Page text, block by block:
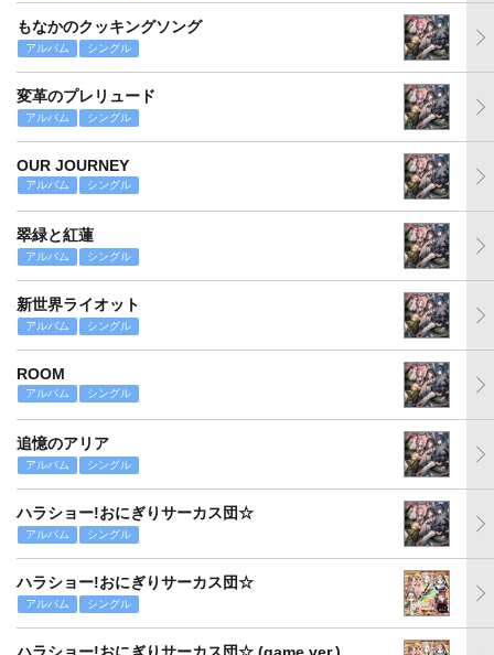
もなかのクッキングソング
アルバム シングル
変革のプレリュード
アルバム シングル
OUR JOURNEY
アルバム シングル
翠緑と紅蓮
アルバム シングル
新世界ライオット
アルバム シングル
ROOM
アルバム シングル
追憶のアリア
アルバム シングル
ハラショー!おにぎりサーカス団☆
アルバム シングル
ハラショー!おにぎりサーカス団☆
アルバム シングル